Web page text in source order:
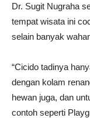
Dr. Sugit Nugraha
tempat wisata ini
selain banyak
“Cicido tadinya
dengan kolam
hewan juga, dan
contoh seperti